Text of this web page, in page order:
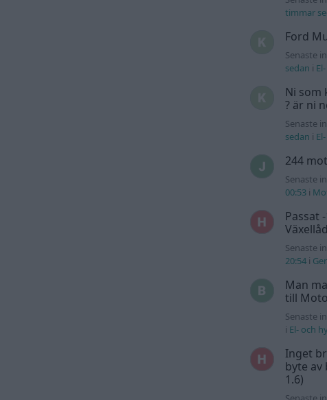
timmar
Ford
Senaste
sedan i
Ni som
? är ni
Senaste
sedan i
244
Senaste
00:53 i
Passat
Senaste
20:54 i
Man
till
Senaste
i El- och
Inget
byte av
1.6)